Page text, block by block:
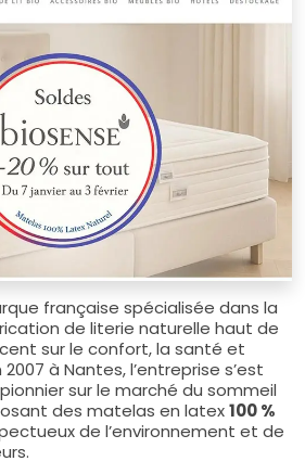
française spécialisée dans la
de literie naturelle haut de
sur le confort, la santé et
à Nantes, l’entreprise s’est
sur le marché du sommeil
des matelas en latex100 %
de l’environnement et de